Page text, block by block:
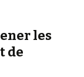
les
de